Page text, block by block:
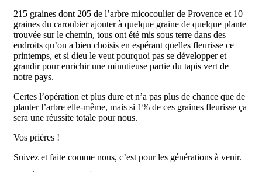
215 graines dont 205 de l’arbre micocoulier de Provence et 10
graines du caroubier ajouter à quelque graine de quelque plante
trouvée sur le chemin, tous ont été mis sous terre dans des
endroits qu’on a bien choisis en espérant quelles fleurisse ce
printemps, et si dieu le veut pourquoi pas se développer et
grandir pour enrichir une minutieuse partie du tapis vert de
notre pays.
Certes l’opération et plus dure et n’a pas plus de chance que de
planter l’arbre elle-même, mais si 1% de ces graines fleurisse ça
sera une réussite totale pour nous.
Vos prières !
Suivez et faite comme nous, c’est pour les générations à venir.